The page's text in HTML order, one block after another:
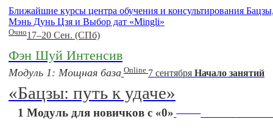
Ближайшие курсы центра обучения и консультирования
Мэнь Дунь Цзя и Выбор дат «Mingli»
Очно17–20 Сен. (СПб)
Фэн Шуй Интенсив
Модуль 1: Мощная база Online 7 сентября Начало занятий
«Бацзы: путь к удаче»
1 Модуль для новичков с «0» Начало: